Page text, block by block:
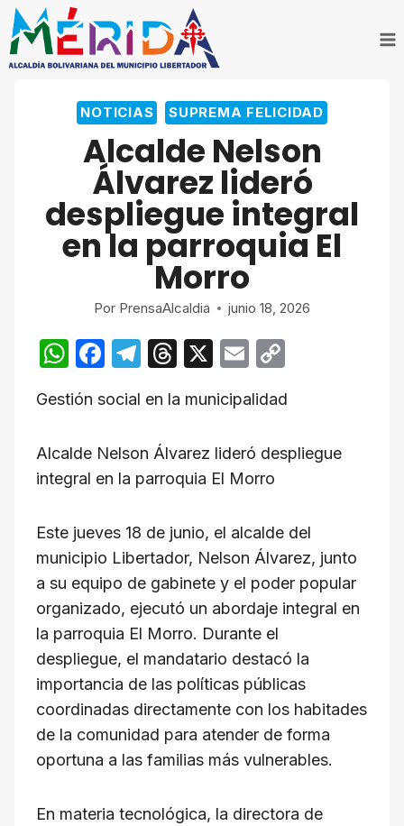
Saltar
contenido
NOTICIAS SUPREMA FELICIDAD
Alcalde Nelson
Álvarez lideró
despliegue integral
en la parroquia El
Morro
Por PrensaAlcaldia junio 18, 2026
W
at
s
A
p
p
F
c
e
b
o
k
T
e
gr
a
T
e
d
s
X
E
ail p
y
Li
k
Gestión social en la municipalidad
Alcalde Nelson Álvarez lideró despliegue
integral en la parroquia El Morro
Este jueves 18 de junio, el alcalde del
municipio Libertador, Nelson Álvarez, junto
a su equipo de gabinete y el poder popular
organizado, ejecutó un abordaje integral en
la parroquia El Morro. Durante el
despliegue, el mandatario destacó la
importancia de las políticas públicas
coordinadas directamente con los habitades
de la comunidad para atender de forma
oportuna a las familias más vulnerables.
En materia tecnológica, la directora de